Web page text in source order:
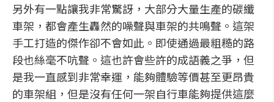
另外有一點讓我非常驚訝，大部分大量生產的碳纖
車架，都會產生轟然的噪聲與車架的共鳴聲。這架
手工打造的傑作卻不會如此。即使通過最粗糙的路
段也絲毫不吭聲。這也許會些許的成語義之爭，但
是我一直感到非常幸運，能夠體驗等價甚至更昂貴
的車架組，但是沒有任何一架自行車能夠提供這麼